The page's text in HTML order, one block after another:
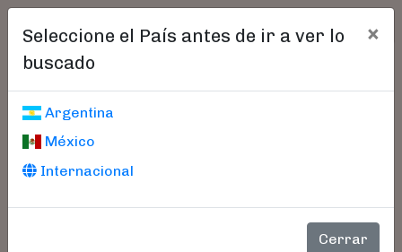
Seleccione el País antes de ir a ver lo
buscado
×
Argentina
México
Internacional
Cerrar
Libros encontrados
Parámetros